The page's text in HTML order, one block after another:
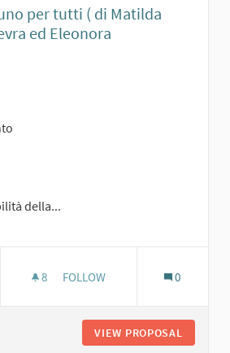
per tutti ( di Matilda
ed Eleonora
della...
8 8 FOLLOWERS
FOLLOW 0
VIEW PROPOSAL